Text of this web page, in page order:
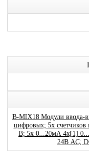
B-MIX18 Модули ввода-
цифровых; 5x
В; 5x 0...20мА 4x[1]
24В AC;